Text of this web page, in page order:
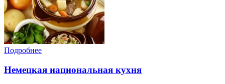
Подробнее
Немецкая национальная кухня